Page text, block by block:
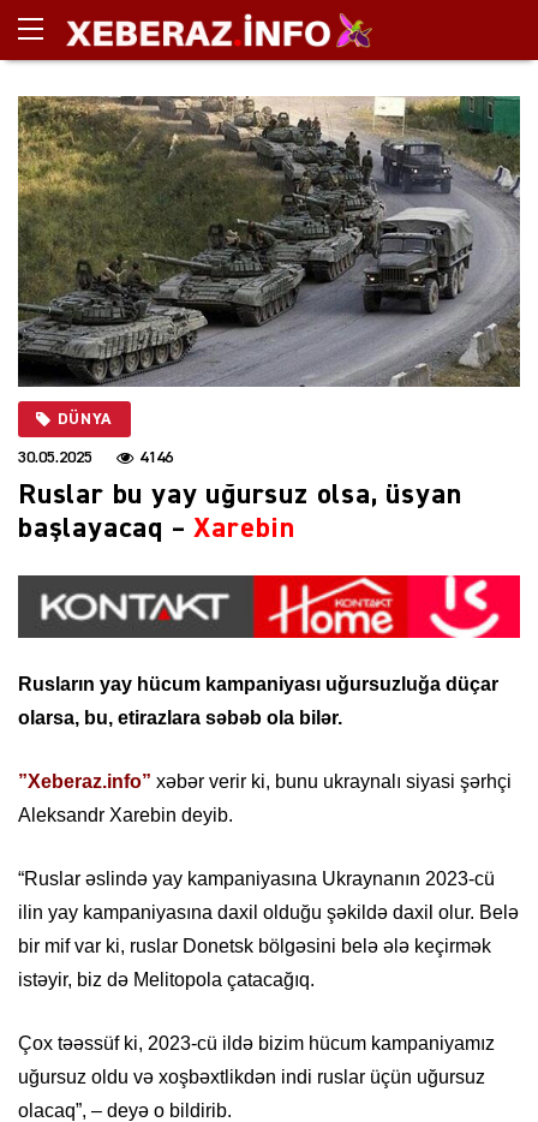
DÜNYA
30.05.2025 4146
Ruslar bu yay uğursuz olsa, üsyan
başlayacaq –Xarebin
Rusların yay hücum kampaniyası uğursuzluğa düçar
olarsa, bu, etirazlara səbəb ola bilər.
”Xeberaz.info” xəbər verir ki, bunu ukraynalı siyasi şərhçi
Aleksandr Xarebin deyib.
“Ruslar əslində yay kampaniyasına Ukraynanın 2023-cü
ilin yay kampaniyasına daxil olduğu şəkildə daxil olur. Belə
bir mif var ki, ruslar Donetsk bölgəsini belə ələ keçirmək
istəyir, biz də Melitopola çatacağıq.
Çox təəssüf ki, 2023-cü ildə bizim hücum kampaniyamız
uğursuz oldu və xoşbəxtlikdən indi ruslar üçün uğursuz
olacaq”, – deyə o bildirib.